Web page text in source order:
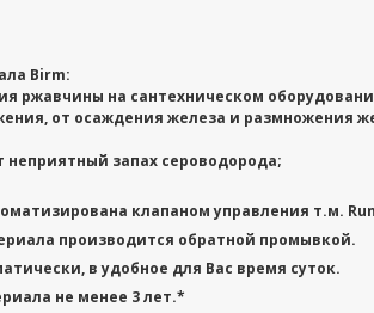
Birm:
ржавчины на сантехническом
от осаждения железа и размножения
запах сероводорода;
клапаном управления т.м.
производится обратной промывкой.
вудобное для Вас время суток.
не менее 3 лет.*